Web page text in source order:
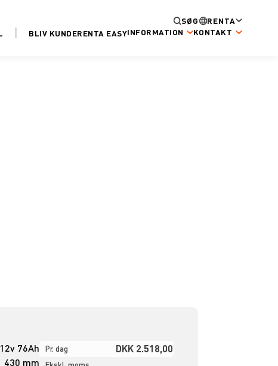
SØG
RENTA
BLIV KUNDERENTA EASYINFORMATION KONTAKT
76Ah
430 mm
Pr. dag DKK 2.518,00